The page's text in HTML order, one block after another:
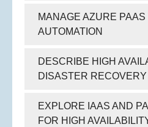
MANAGE AZURE
AUTOMATION
DESCRIBE HIGH
DISASTER
EXPLORE IAAS AND
FOR HIGH